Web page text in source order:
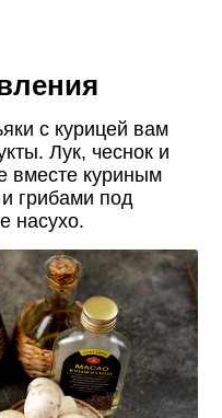
с курицей вам
Лук, чеснок и
вместе куриным
грибами под
насухо.